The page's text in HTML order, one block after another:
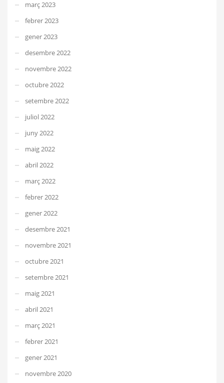
març 2023
febrer 2023
gener 2023
desembre 2022
novembre 2022
octubre 2022
setembre 2022
juliol 2022
juny 2022
maig 2022
abril 2022
març 2022
febrer 2022
gener 2022
desembre 2021
novembre 2021
octubre 2021
setembre 2021
maig 2021
abril 2021
març 2021
febrer 2021
gener 2021
novembre 2020